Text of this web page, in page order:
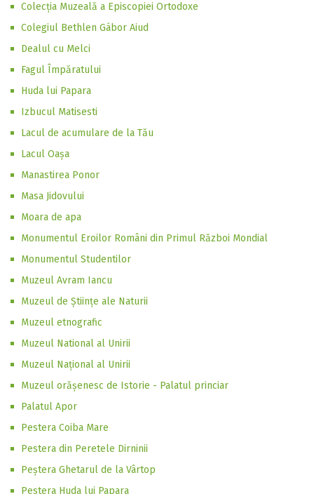
Colecția Muzeală a Episcopiei Ortodoxe
Colegiul Bethlen Gábor Aiud
Dealul cu Melci
Fagul Împăratului
Huda lui Papara
Izbucul Matisesti
Lacul de acumulare de la Tău
Lacul Oaşa
Manastirea Ponor
Masa Jidovului
Moara de apa
Monumentul Eroilor Români din Primul Război Mondial
Monumentul Studentilor
Muzeul Avram Iancu
Muzeul de Științe ale Naturii
Muzeul etnografic
Muzeul National al Unirii
Muzeul Național al Unirii
Muzeul orășenesc de Istorie - Palatul princiar
Palatul Apor
Pestera Coiba Mare
Pestera din Peretele Dirninii
Peștera Ghetarul de la Vârtop
Pestera Huda lui Papara